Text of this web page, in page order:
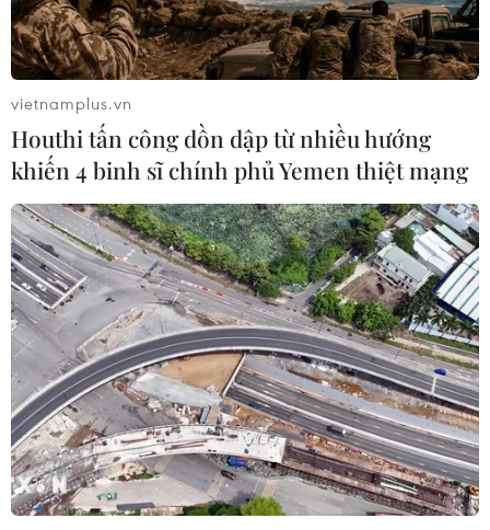
TIN CÙNG CHUYÊN MỤC
Bộ Y tế: Siết quản lý y, dược cổ
truyền, ngăn hàng giả, thuốc kém
vietnamplus.vn
Houthi tấn công dồn dập từ nhiều hướng
khiến 4 binh sĩ chính phủ Yemen thiệt mạng